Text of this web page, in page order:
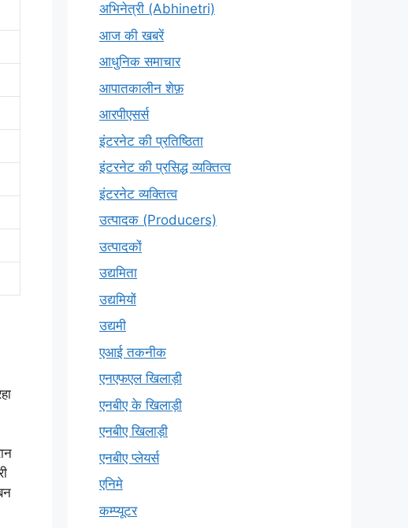
अभिनेत्री (Abhinetri)
आज की खबरें
आधुनिक समाचार
आपातकालीन शेफ़
आरपीएसर्स
इंटरनेट की प्रतिष्ठिता
इंटरनेट की प्रसिद्ध व्यक्तित्व
इंटरनेट व्यक्तित्व
उत्पादक (Producers)
उत्पादकों
उद्यमिता
उद्यमियों
उद्यमी
एआई तकनीक
एनएफएल खिलाड़ी
एनबीए के खिलाड़ी
एनबीए खिलाड़ी
एनबीए प्लेयर्स
एनिमे
कम्प्यूटर